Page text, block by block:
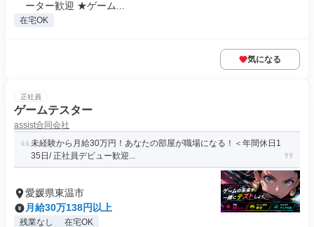
ーター歓迎 ★ゲーム...
在宅OK
気になる
正社員
ゲームテスター
assist合同会社
未経験から月給30万円！あなたの部屋が職場になる！＜年間休日1
35日/ 正社員デビュー歓迎...
愛媛県東温市
月給30万138円以上
残業なし 在宅OK